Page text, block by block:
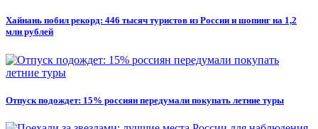
Хайнань побил рекорд: 446 тысяч туристов из России и шопинг на 1,2
млн рублей
Отпуск подождет: 15% россиян передумали покупать летние туры